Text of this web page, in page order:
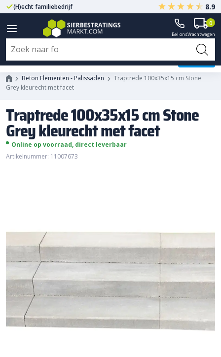
(H)echt familiebedrijf Gegarandeerd A-kwaliteit
8.9
Bel onsVrachtwagen
0
Beton Elementen - Palissaden
Traptrede 100x35x15 cm Stone
Grey kleurecht met facet
Traptrede 100x35x15 cm Stone
Grey kleurecht met facet
Online op voorraad, direct leverbaar
Artikelnummer: 11007673
Traptrede 100x35x15 cm Stone
Grey kleurecht met facet